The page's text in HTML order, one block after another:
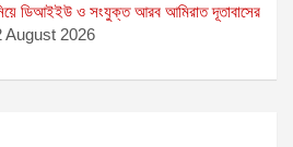
ডিআইইউ ও সংযুক্ত আরব আমিরাত দূতাবাসের
August 2026